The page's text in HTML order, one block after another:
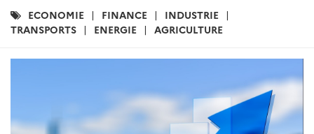
Catégories
:
ECONOMIE FINANCE
INDUSTRIE
TRANSPORTS
ENERGIE AGRICULTURE